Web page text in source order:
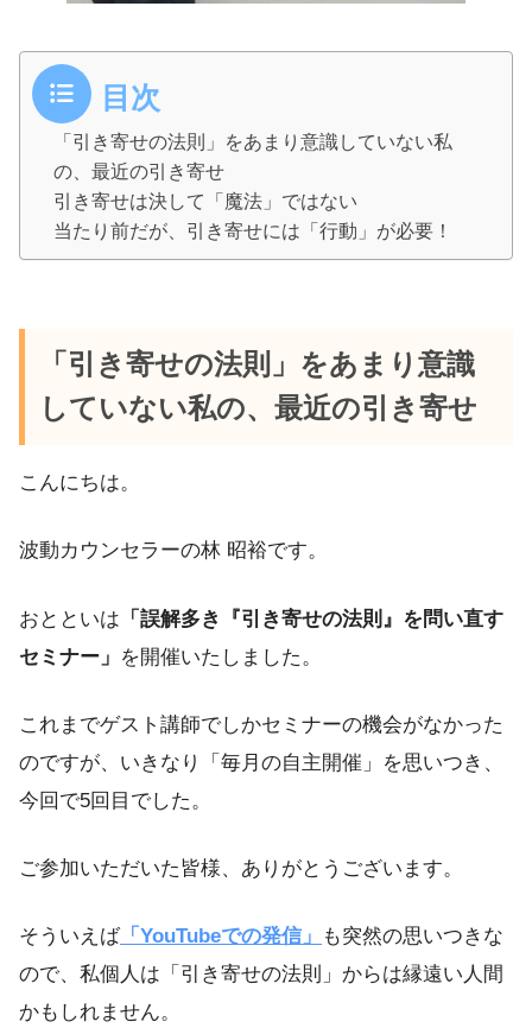
目次
「引き寄せの法則」をあまり意識していない私
の、最近の引き寄せ
引き寄せは決して「魔法」ではない
当たり前だが、引き寄せには「行動」が必要！
「引き寄せの法則」をあまり意識
していない私の、最近の引き寄せ
こんにちは。
波動カウンセラーの林 昭裕です。
おとといは 「誤解多き『引き寄せの法則』を問い直す
セミナー」 を開催いたしました。
これまでゲスト講師でしかセミナーの機会がなかった
のですが、いきなり「毎月の自主開催」を思いつき、
今回で5回目でした。
ご参加いただいた皆様、ありがとうございます。
そういえば「YouTubeでの発信」
も突然の思いつきな
ので、私個人は「引き寄せの法則」からは縁遠い人間
かもしれません。